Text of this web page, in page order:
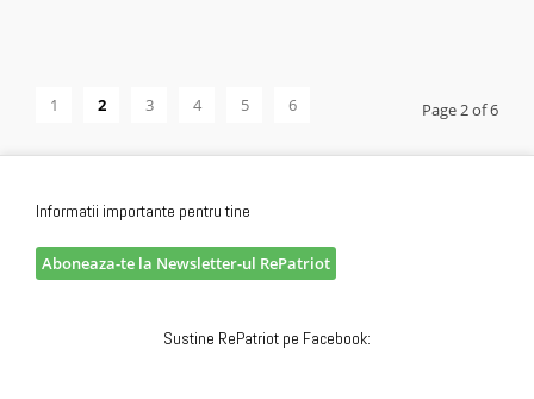
1 2 3 4 5 6 Page 2 of 6
Informatii importante pentru tine
Aboneaza-te la Newsletter-ul RePatriot
Sustine RePatriot pe Facebook: